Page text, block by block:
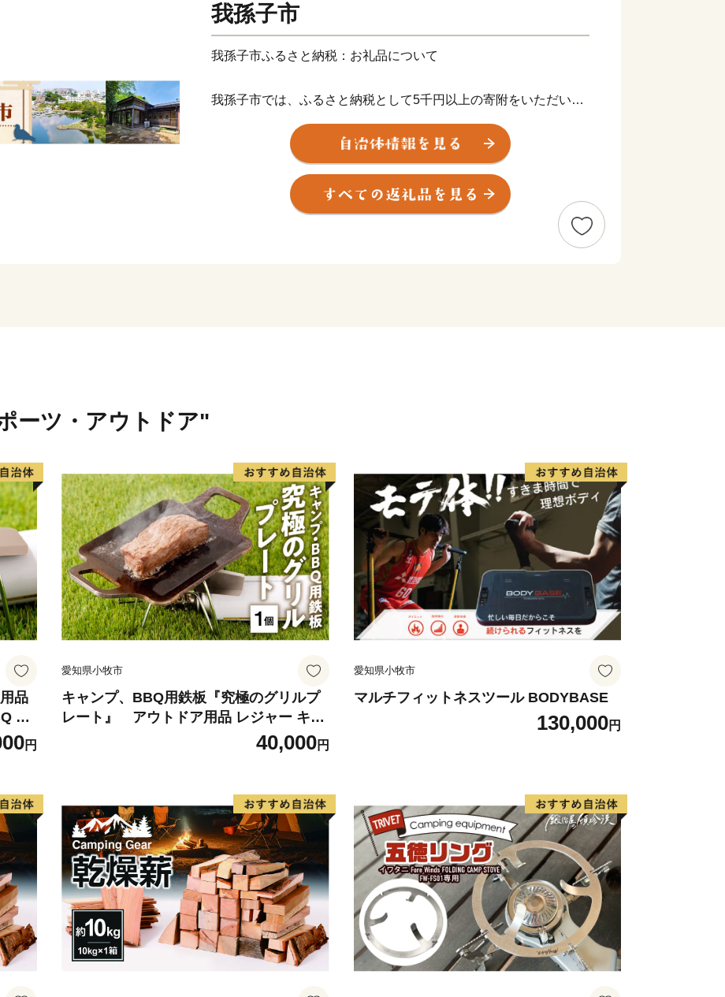
我孫子市
我孫子市ふるさと納税：お礼品について
我孫子市では、ふるさと納税として5千円以上の寄附をいただいた
市外にお住まいの方へお礼品を贈呈します。
お礼品は、寄附金額に応じて、我孫子市ふるさと産品として推奨し
ている地元産品や我孫子市産のお米、障がいのある方が福祉施設で
作った品などを取り揃えています。
ーツ・アウトドア"
品
五
円
愛知県小牧市
キャンプ、BBQ用鉄板『究極のグリルプ
レート』 アウトドア用品 レジャー キャ
40,000円
愛知県小牧市
マルチフィットネスツール BODYBASE
130,000円